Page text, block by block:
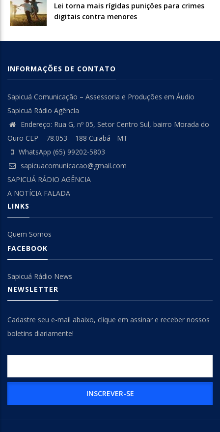
Lei torna mais rígidas punições para crimes
digitais contra menores
INFORMAÇÕES DE CONTATO
Sapicuá Comunicação – Assessoria e Produções em Áudio
Sapicuá Rádio Agência
Endereço: Rua G, nº 05, Setor Centro Sul, bairro Morada do
Ouro CEP – 78.053 – 188 Cuiabá - MT
WhatsApp (65) 99202-5803
sapicuacomunicacao@gmail.com
SAPICUÁ RÁDIO AGÊNCIA
A NOTÍCIA FALADA
LINKS
Quem Somos
FACEBOOK
Sapicuá Rádio News
NEWSLETTER
Cadastre seu e-mail abaixo, clique em assinar e receber nossos
boletins diariamente!